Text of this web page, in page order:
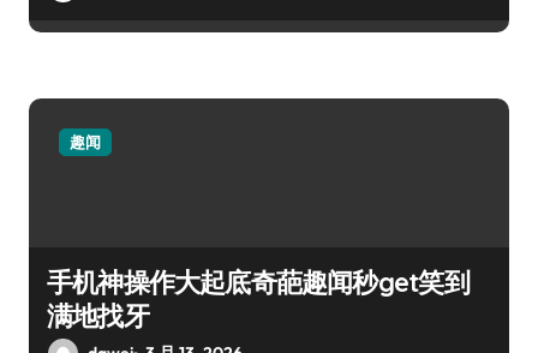
趣闻
手机神操作大起底奇葩趣闻秒get笑到
满地找牙